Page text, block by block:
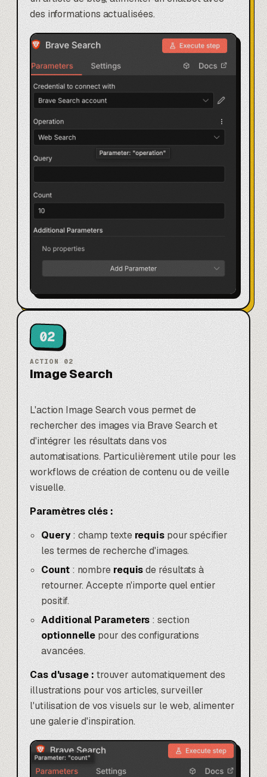
des informations actualisées.
02
ACTION 02
Image Search
L'action Image Search vous permet de
rechercher des images via Brave Search et
d'intégrer les résultats dans vos
automatisations. Particulièrement utile pour les
workflows de création de contenu ou de veille
visuelle.
Paramètres clés :
Query: champ texte requispour spécifier
les termes de recherche d'images.
Count: nombre requisde résultats à
retourner. Accepte n'importe quel entier
positif.
Additional Parameters : section
optionnellepour des configurations
avancées.
Cas d'usage : trouver automatiquement des
illustrations pour vos articles, surveiller
l'utilisation de vos visuels sur le web, alimenter
une galerie d'inspiration.